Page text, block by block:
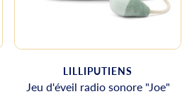
LILLIPUTIENS
Jeu d'éveil radio sonore "Joe"